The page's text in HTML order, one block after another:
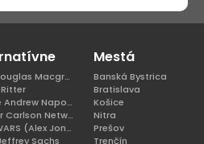
Col. Douglas Macgregor, Ph.D
Judge Andrew Napolitano
Tucker Carlson Network
INFOWARS (Alex Jones)
Sachs
Mestá
Banská Bystrica
Bratislava
Košice
Nitra
Prešov
Trenčín